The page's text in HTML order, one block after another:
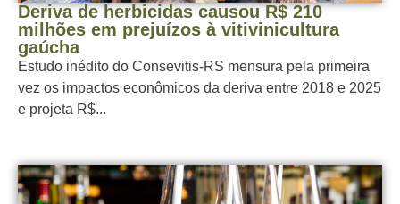
Deriva de herbicidas causou R$ 210
milhões em prejuízos à vitivinicultura
gaúcha
Estudo inédito do Consevitis-RS mensura pela primeira
vez os impactos econômicos da deriva entre 2018 e 2025
e projeta R$...